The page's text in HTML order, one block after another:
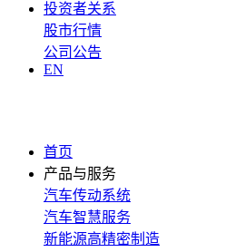
投资者关系
股市行情
公司公告
EN
首页
产品与服务
汽车传动系统
汽车智慧服务
新能源高精密制造